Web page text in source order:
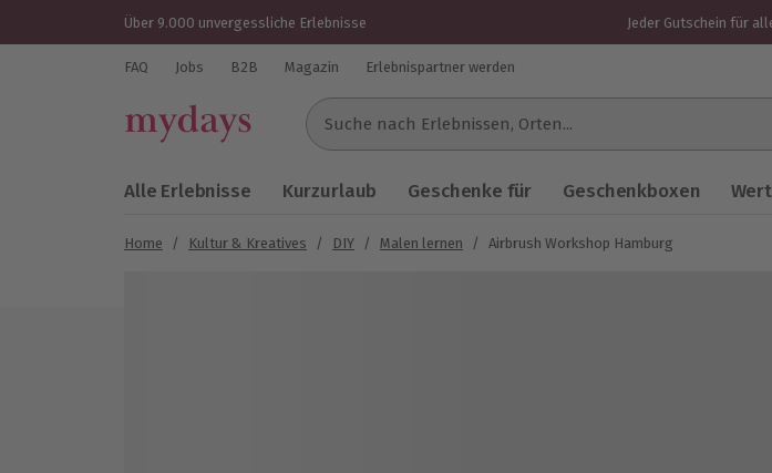
Über 9.000 unvergessliche Erlebnisse Jeder Gutschein für
FAQ Jobs B2B Magazin Erlebnispartner werden
Suche nach Erlebnissen...
Alle Erlebnisse Kurzurlaub Geschenke für Geschenkboxen
Home / Kultur & Kreatives / DIY / Malen lernen / Airbrush Workshop Hamburg